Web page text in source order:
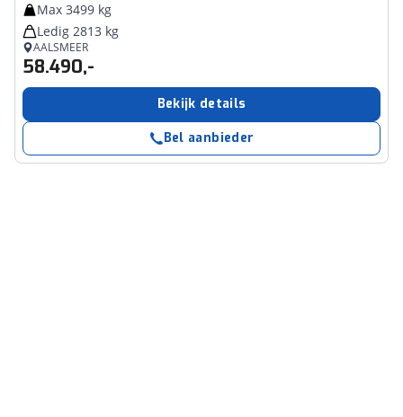
Max 3499 kg
Ledig 2813 kg
AALSMEER
58.490,-
Bekijk details
Bel aanbieder